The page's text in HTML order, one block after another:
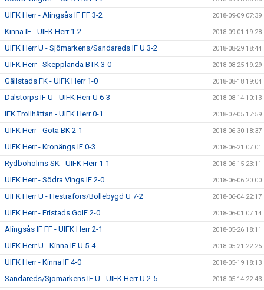
UIFK Herr - Alingsås IF FF 3-2 2018-09-09 07:39
Kinna IF - UIFK Herr 1-2 2018-09-01 19:28
UIFK Herr U - Sjömarkens/Sandareds IF U 3-2 2018-08-29 18:44
UIFK Herr - Skepplanda BTK 3-0 2018-08-25 19:29
Gällstads FK - UIFK Herr 1-0 2018-08-18 19:04
Dalstorps IF U - UIFK Herr U 6-3 2018-08-14 10:13
IFK Trollhättan - UIFK Herr 0-1 2018-07-05 17:59
UIFK Herr - Göta BK 2-1 2018-06-30 18:37
UIFK Herr - Kronängs IF 0-3 2018-06-21 07:01
Rydboholms SK - UIFK Herr 1-1 2018-06-15 23:11
UIFK Herr - Södra Vings IF 2-0 2018-06-06 20:00
UIFK Herr U - Hestrafors/Bollebygd U 7-2 2018-06-04 22:17
UIFK Herr - Fristads GoIF 2-0 2018-06-01 07:14
Alingsås IF FF - UIFK Herr 2-1 2018-05-26 18:11
UIFK Herr U - Kinna IF U 5-4 2018-05-21 22:25
UIFK Herr - Kinna IF 4-0 2018-05-19 18:13
Sandareds/Sjömarkens IF U - UIFK Herr U 2-5 2018-05-14 22:43